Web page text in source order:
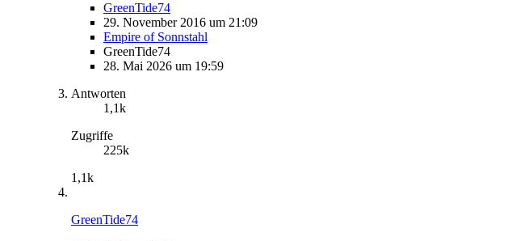
GreenTide74
29. November 2016 um 21:09
Empire of Sonnstahl
GreenTide74
28. Mai 2026 um 19:59
Antworten
1,1k
Zugriffe
225k
1,1k
GreenTide74